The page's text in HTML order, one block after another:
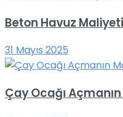
Beton Havuz
31 Mayıs 2025
Çay Ocağı